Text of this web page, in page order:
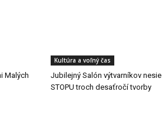
Malých
Kultúra a voľný čas
Jubilejný Salón výtvarníkov nesie
STOPU troch desaťročí tvorby